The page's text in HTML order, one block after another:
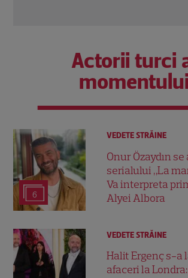
Actorii turci
momentului
6
VEDETE STRĂINE
Onur Özaydın
serialului „La
Va interpreta
Alyei Albora
VEDETE STRĂINE
Halit Ergenç s-a
afaceri la